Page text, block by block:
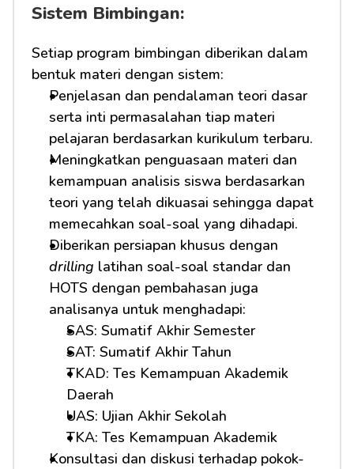
Sistem Bimbingan:
Setiap program bimbingan diberikan dalam
bentuk materi dengan sistem:
Penjelasan dan pendalaman teori dasar
serta inti permasalahan tiap materi
pelajaran berdasarkan kurikulum terbaru.
Meningkatkan penguasaan materi dan
kemampuan analisis siswa berdasarkan
teori yang telah dikuasai sehingga dapat
memecahkan soal-soal yang dihadapi.
drilling latihan soal-soal standar dan
HOTS dengan pembahasan juga
analisanya untuk menghadapi:
SAS: Sumatif Akhir Semester
SAT: Sumatif Akhir Tahun
TKAD: Tes Kemampuan Akademik
Daerah
UAS: Ujian Akhir Sekolah
TKA: Tes Kemampuan Akademik
Konsultasi dan diskusi terhadap pokok-